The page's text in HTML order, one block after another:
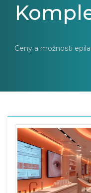
Ceny a možnosti